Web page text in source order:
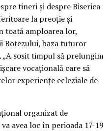
tineri și despre Biserica
la preoție și
toată amploarea lor,
Botezului, baza tuturor
„A sosit timpul să prelungim
vocațională care să
experiențe ecleziale de
organizat de
avea loc în perioada 17-19